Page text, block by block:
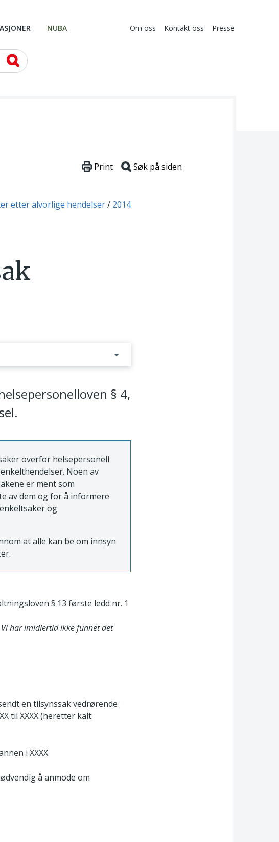
NUBA Om oss Kontakt oss Presse
etter alvorlige hendelser 2014
Print Søk på siden
§ 4,
overfor helsepersonell
Noen av
er ment som
av dem og for å informere
og
at alle kan be om innsyn
§ 13 første ledd nr. 1
har imidlertid ikke funnet det
en tilsynssak vedrørende
til XXXX (heretter kalt
i XXXX.
å anmode om